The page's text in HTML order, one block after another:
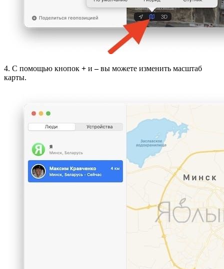
4. С помощью кнопок + и–вы можете изменить масштаб
карты.